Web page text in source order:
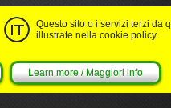
Questo sito o i servizi terzi da
illustrate nella cookie policy.
Learn more / Maggiori info